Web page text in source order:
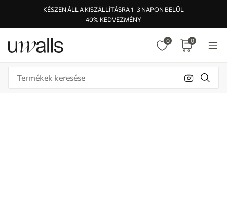
KÉSZEN ÁLL A KISZÁLLÍTÁSRA 1–3 NAPON BELÜL
40% KEDVEZMÉNY
0 0